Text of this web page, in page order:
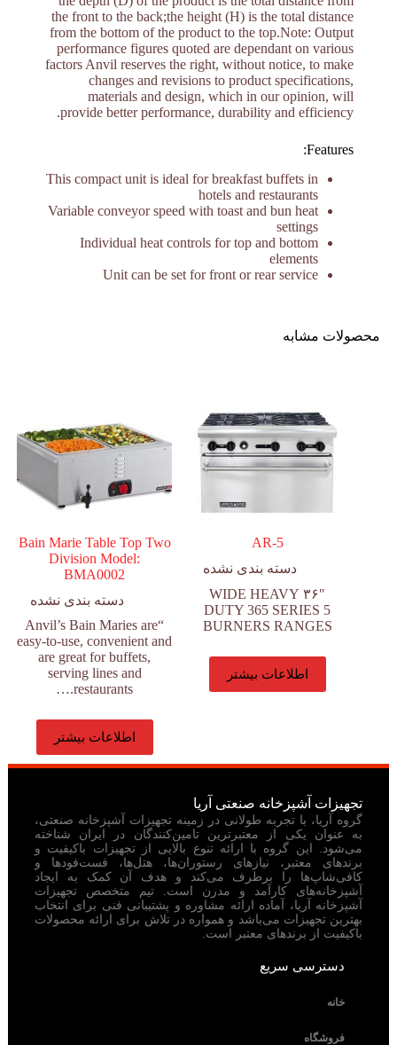
the front to the back;the height (H) is the total distance
from the bottom of the product to the top.Note: Output
performance figures quoted are dependant on various
factors Anvil reserves the right, without notice, to make
changes and revisions to product specifications,
materials and design, which in our opinion, will
provide better performance, durability and efficiency.
Features:
This compact unit is ideal for breakfast buffets in
hotels and restaurants
Variable conveyor speed with toast and bun heat
settings
Individual heat controls for top and bottom
elements
Unit can be set for front or rear service
محصولات مشابه
AR-5
دسته بندی نشده
۳۶″ WIDE HEAVY
DUTY 365 SERIES 5
BURNERS RANGES
اطلاعات بیشتر
Bain Marie Table Top Two
Division Model:
BMA0002
دسته بندی نشده
“Anvil’s Bain Maries are
easy-to-use, convenient and
are great for buffets,
serving lines and
restaurants.…
اطلاعات بیشتر
تجهیزات آشپزخانه صنعتی آریا
گروه آریا، با تجربه طولانی در زمینه تجهیزات آشپزخانه صنعتی،
به عنوان یکی از معتبرترین تامین‌کنندگان در ایران شناخته
می‌شود. این گروه با ارائه تنوع بالایی از تجهیزات باکیفیت و
برندهای معتبر، نیازهای رستوران‌ها، هتل‌ها، فست‌فودها و
کافی‌شاپ‌ها را برطرف می‌کند و هدف آن کمک به ایجاد
آشپزخانه‌های کارآمد و مدرن است. تیم متخصص تجهیزات
آشپزخانه آریا، آماده ارائه مشاوره و پشتیبانی فنی برای انتخاب
بهترین تجهیزات می‌باشد و همواره در تلاش برای ارائه محصولات
باکیفیت از برندهای معتبر است.
دسترسی سریع
خانه
فروشگاه